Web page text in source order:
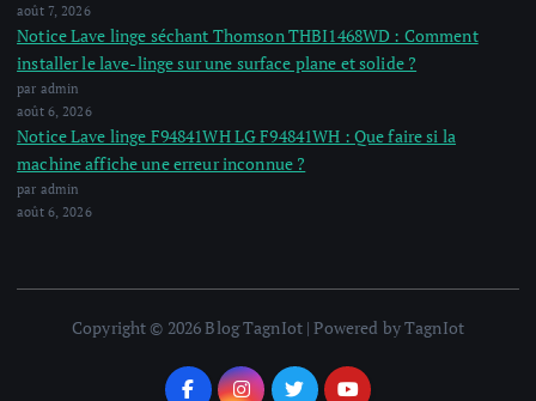
août 7, 2026
Notice Lave linge séchant Thomson THBI1468WD : Comment
installer le lave-linge sur une surface plane et solide ?
par admin
août 6, 2026
Notice Lave linge F94841WH LG F94841WH : Que faire si la
machine affiche une erreur inconnue ?
par admin
août 6, 2026
Copyright © 2026 Blog TagnIot | Powered by TagnIot